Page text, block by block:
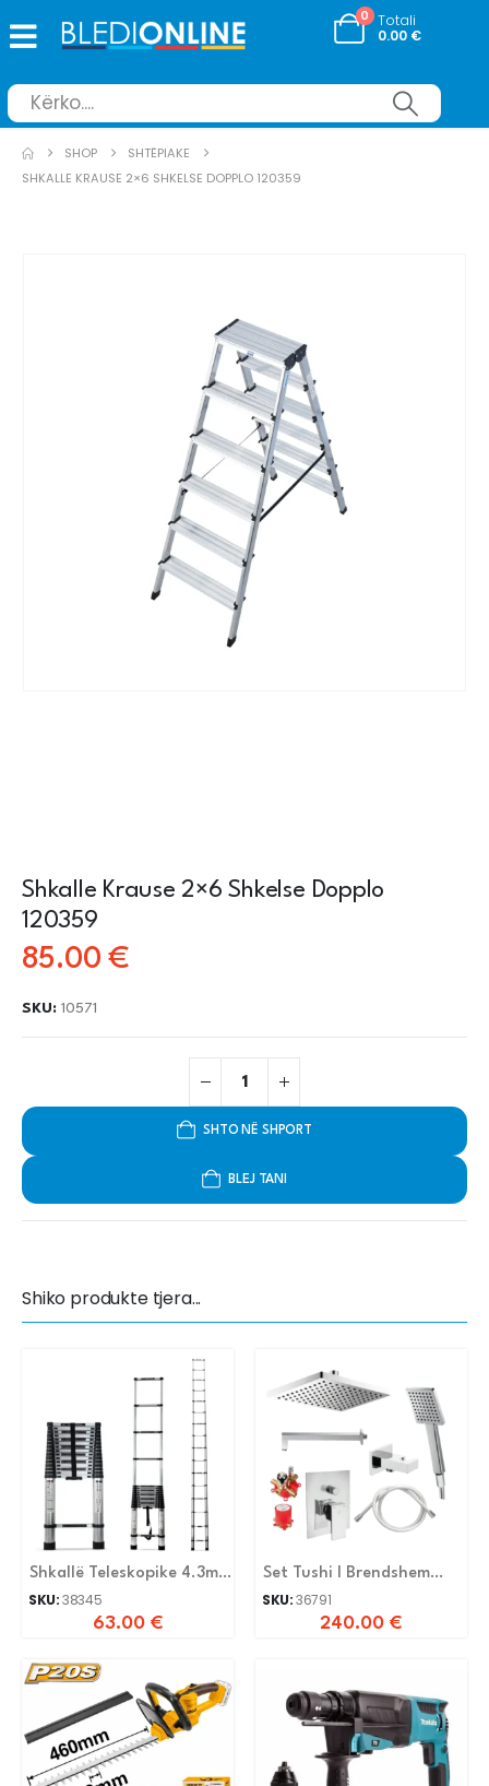
0 Totali
0.00 €
SHOP
SHTËPIAKE
SHKALLE KRAUSE 2×6 SHKELSE DOPPLO 120359
Shkalle Krause 2×6 Shkelse Dopplo
120359
85.00€
SKU: 10571
SHTO NË SHPORT
BLEJ TANI
Shiko produkte tjera...
Shkallë Teleskopike 4.3m
Lc4.3
SKU:38345
63.00 €
Set Tushi I Brendshem
Herz Uh00364
SKU:36791
240.00 €